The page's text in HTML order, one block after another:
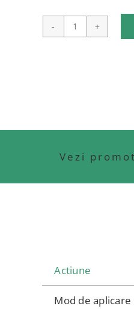
Cantitate
STICLA
1
CANA
Vezi
Actiune
Mod de aplicare